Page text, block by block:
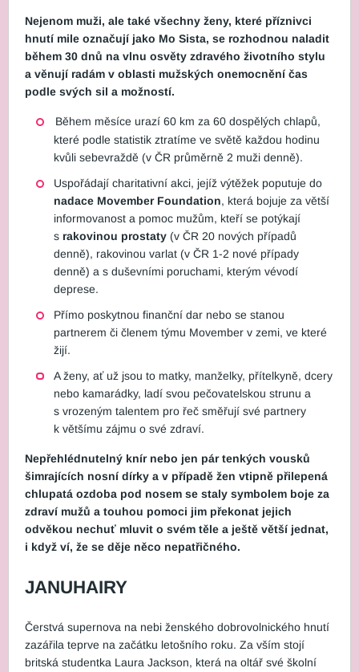
Nejenom muži, ale také všechny ženy, které příznivci
hnutí mile označují jako Mo Sista, se rozhodnou naladit
během 30 dnů na vlnu osvěty zdravého životního stylu
a věnují radám v oblasti mužských onemocnění čas
podle svých sil a možností.
Během měsíce urazí 60 km za 60 dospělých chlapů,
které podle statistik ztratíme ve světě každou hodinu
kvůli sebevraždě (v ČR průměrně 2 muži denně).
Uspořádají charitativní akci, jejíž výtěžek poputuje do
nadace Movember Foundation, která bojuje za větší
informovanost a pomoc mužům, kteří se potýkají
s rakovinou prostaty(v ČR 20 nových případů
denně), rakovinou varlat (v ČR 1-2 nové případy
denně) a s duševními poruchami, kterým vévodí
deprese.
Přímo poskytnou finanční dar nebo se stanou
partnerem či členem týmu Movember v zemi, ve které
žijí.
A ženy, ať už jsou to matky, manželky, přítelkyně, dcery
nebo kamarádky, ladí svou pečovatelskou strunu a
s vrozeným talentem pro řeč směřují své partnery
k většímu zájmu o své zdraví.
Nepřehlédnutelný knír nebo jen pár tenkých vousků
šimrajících nosní dírky a v případě žen vtipně přilepená
chlupatá ozdoba pod nosem se staly symbolem boje za
zdraví mužů a touhou pomoci jim překonat jejich
odvěkou nechuť mluvit o svém těle a ještě větší jednat,
i když ví, že se děje něco nepatřičného.
JANUHAIRY
Čerstvá supernova na nebi ženského dobrovolnického hnutí
zazářila teprve na začátku letošního roku. Za vším stojí
britská studentka Laura Jackson, která na oltář své školní